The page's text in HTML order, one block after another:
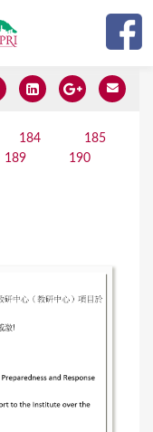
184
185
189
190